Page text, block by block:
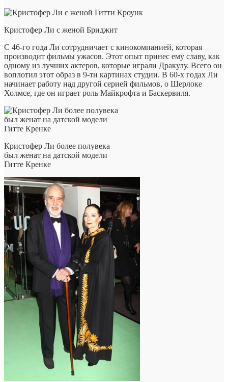
Кристофер Ли с женой Бриджит
С 46-го года Ли сотрудничает с кинокомпанией, которая
производит фильмы ужасов. Этот опыт принес ему славу, как
одному из лучших актеров, которые играли Дракулу. Всего он
воплотил этот образ в 9-ти картинах студии. В 60-х годах Ли
начинает работу над другой серией фильмов, о Шерлоке
Холмсе, где он играет роль Майкрофта и Баскервиля.
Кристофер Ли более полувека
был женат на датской модели
Гитте Кренке